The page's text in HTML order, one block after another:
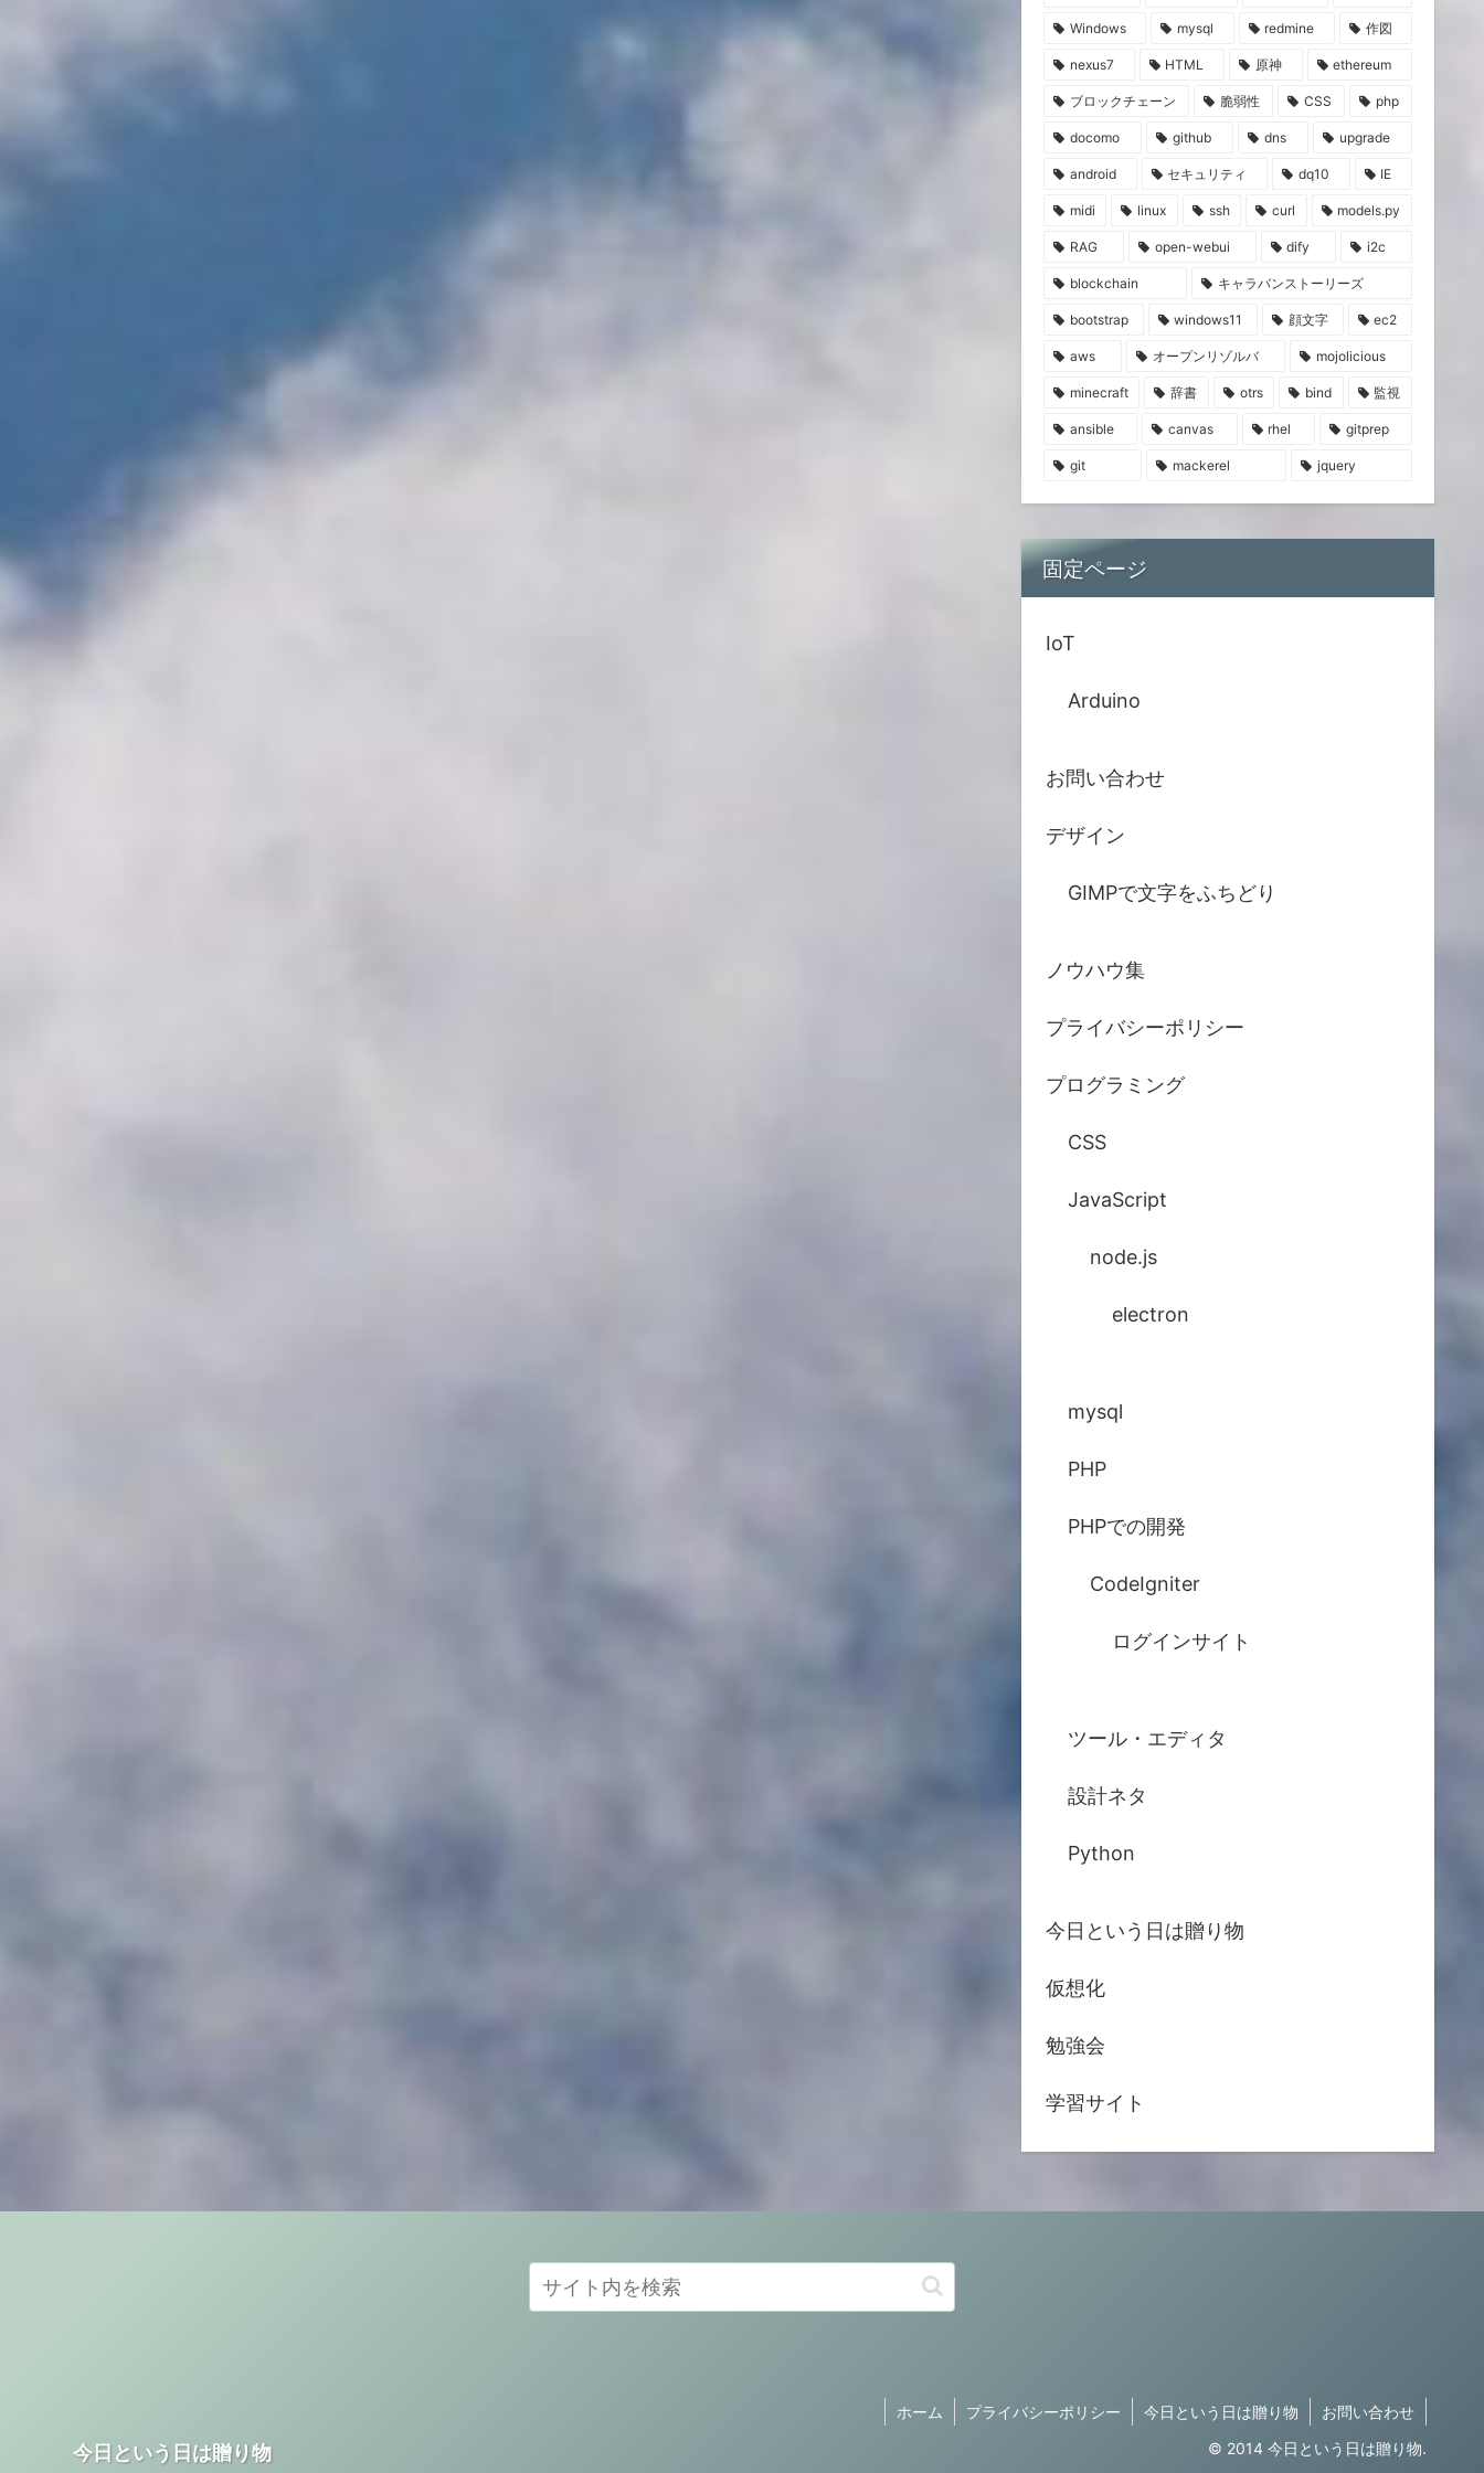
Windows mysql redmine 作図
nexus7 HTML 原神 ethereum
ブロックチェーン 脆弱性 CSS php
docomo github dns upgrade
android セキュリティ dq10 IE
midi linux ssh curl models.py
RAG open-webui dify i2c
blockchain キャラバンストーリーズ
bootstrap windows11 顔文字 ec2
aws オープンリゾルバ mojolicious
minecraft 辞書 otrs bind 監視
ansible canvas rhel gitprep
git mackerel jquery
固定ページ
IoT
Arduino
お問い合わせ
デザイン
GIMPで文字をふちどり
ノウハウ集
プライバシーポリシー
プログラミング
CSS
JavaScript
node.js
electron
mysql
PHP
PHPでの開発
CodeIgniter
ログインサイト
ツール・エディタ
設計ネタ
Python
今日という日は贈り物
仮想化
勉強会
学習サイト
今日という日は贈り物
ホーム プライバシーポリシー 今日という日は贈り物
お問い合わせ
© 2014 今日という日は贈り物.